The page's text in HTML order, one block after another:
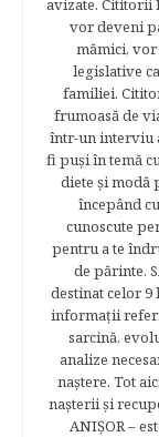
avizate. Cititorii
vor deveni
mămici,
legislative
familiei.
frumoasă de
într-un interviu
fi puşi în temă
diete şi modă
începând
cunoscute
pentru a te
de părinte.
destinat celor
informaţii
sarcină,
analize
naştere. Tot
naşterii şi
ANIŞOR –